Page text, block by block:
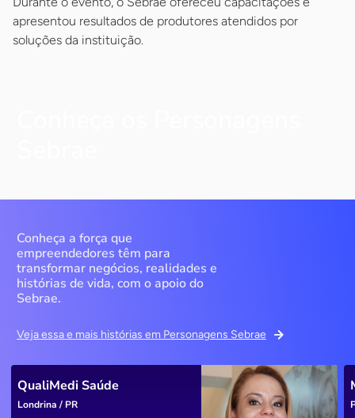
apresentou resultados de produtores atendidos por
soluções da instituição.
Conheça a força que
empreendedores têm para
transformar negócios, realidades e
histórias de vida, com o apoio do
Sebrae.
Veja essa e mais histórias em Personagens Sebrae
QualiMedi Saúde
Londrina / PR